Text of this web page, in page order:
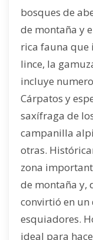
bosques de
de montaña y
rica fauna que
lince, la
incluye
Cárpatos y
saxífraga de
campanilla
otras.
zona
de montaña y,
convirtió en
esquiadores.
ideal para